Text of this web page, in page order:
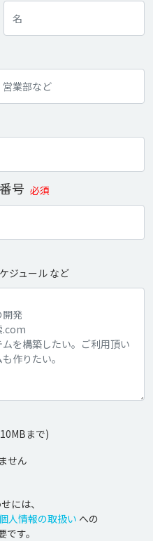
号 必須
ジュール など
まで)
せん
には、
人情報の取扱い への
です。